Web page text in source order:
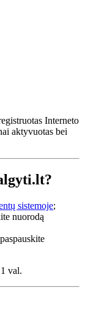
Interneto
aktyvuotas bei
sistemoje;
nuorodą
val.